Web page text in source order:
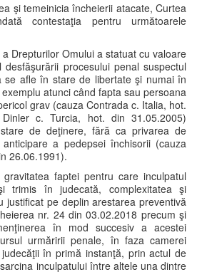
şi temeinicia încheierii atacate, Curtea
contestaţia pentru următoarele
Drepturilor Omului a statuat cu valoare
procesului penal suspectul
se afle în stare de libertate şi numai în
atunci când fapta sau persoana
grav (cauza Contrada c. Italia, hot.
c. Turcia, hot. din 31.05.2005)
de deţinere, fără ca privarea de
a pedepsei închisorii (cauza
26.06.1991).
faptei pentru care inculpatul
trimis în judecată, complexitatea şi
justificat pe deplin arestarea preventivă
nr. 24 din 03.02.2018 precum şi
în mod succesiv a acestei
urmăririi penale, în faza camerei
în primă instanţă, prin actul de
inculpatului între altele una dintre